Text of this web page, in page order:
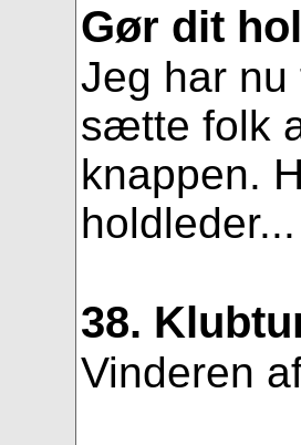
Gør dit
Jeg har
sætte folk
knappen.
38.
Vinderen